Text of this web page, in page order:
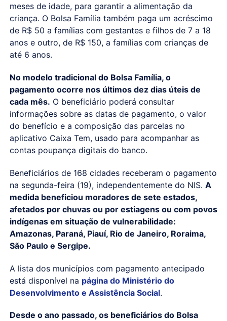
meses de idade, para garantir a alimentação da
criança. O Bolsa Família também paga um acréscimo
de R$ 50 a famílias com gestantes e filhos de 7 a 18
anos e outro, de R$ 150, a famílias com crianças de
até 6 anos.
No modelo tradicional do Bolsa Família, o
pagamento ocorre nos últimos dez dias úteis de
cada mês. O beneficiário poderá consultar
informações sobre as datas de pagamento, o valor
do benefício e a composição das parcelas no
aplicativo Caixa Tem, usado para acompanhar as
contas poupança digitais do banco.
Beneficiários de 168 cidades receberam o pagamento
na segunda-feira (19), independentemente do NIS. A
medida beneficiou moradores de sete estados,
afetados por chuvas ou por estiagens ou com povos
indígenas em situação de vulnerabilidade:
Amazonas, Paraná, Piauí, Rio de Janeiro, Roraima,
São Paulo e Sergipe.
A lista dos municípios com pagamento antecipado
está disponível na página do Ministério do
Desenvolvimento e Assistência Social.
Desde o ano passado, os beneficiários do Bolsa